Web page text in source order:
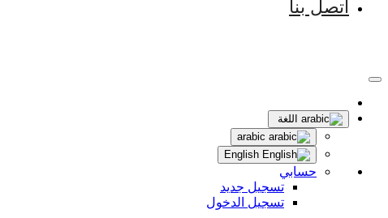
اتصل بنا
اللغة
حسابي
تسجيل جديد
تسجيل الدخول